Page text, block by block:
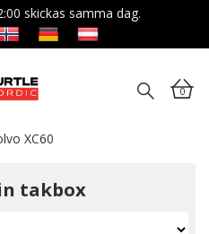
skickas samma dag.
0
XC60
takbox